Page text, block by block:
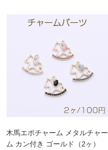
木馬エポチャーム メタルチャー
ム カン付き ゴールド（2ヶ）